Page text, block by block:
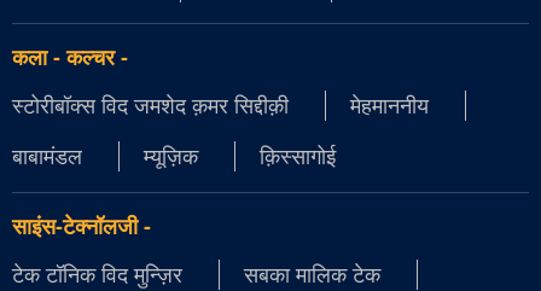
कला - कल्चर-
स्टोरीबॉक्स विद जमशेद क़मर सिद्दीक़ी
मेहमाननीय
बाबामंडल
म्यूज़िक क़िस्सागोई
साइंस-टेक्नॉलजी-
टेक टॉनिक विद मुन्ज़िर
सबका मालिक टेक